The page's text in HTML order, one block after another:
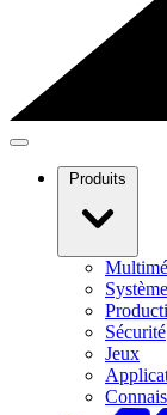
Produits
Système
Sécurité
Jeux